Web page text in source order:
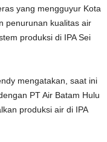
yang mengguyur Kota
penurunan kualitas air
produksi di IPA Sei
mengatakan, saat ini
PT Air Batam Hulu
produksi air di IPA